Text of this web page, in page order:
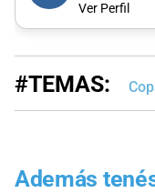
Ver Perfil
#TEMAS:
Además